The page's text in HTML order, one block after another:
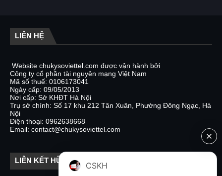
LIÊN HỆ
Website chukysoviettel.com được vận hành bởi
Công ty cổ phần tài nguyên mạng Việt Nam
Mã số thuế: 0106173041
Ngày cấp: 09/05/2013
Nơi cấp: Sở KHĐT Hà Nội
Trụ sở chính: Số 17 khu 212 Tân Xuân, Phường Đông Ngạc, Hà
Nội
Điện thoại: 0962638668
Email: contact@chukysoviettel.com
LIÊN KẾT HỮU ÍCH
CSKH